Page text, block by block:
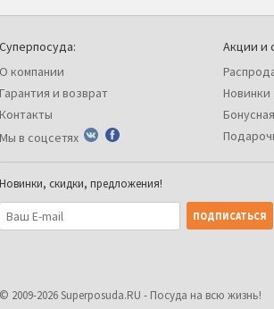
Суперпосуда:
О компании
Гарантия и возврат
Контакты
Мы в соцсетях
Акции и
Новинки
Новинки, скидки, предложения!
© 2009-2026Superposuda.RU - Посуда на всю жизнь!